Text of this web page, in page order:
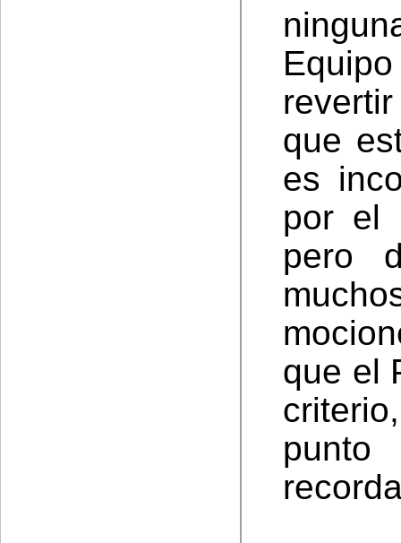
que
es
por el
pero
que el